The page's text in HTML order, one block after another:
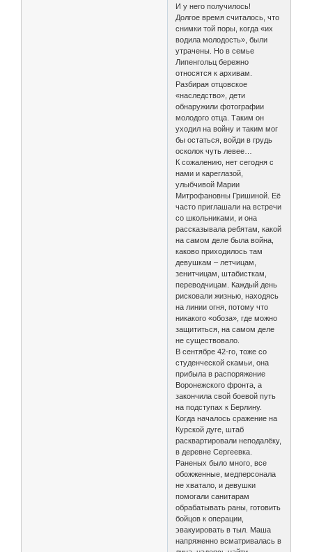
И у него получилось!
Долгое время считалось, что
снимки той поры, когда «их
водила молодость», были
утрачены. Но в семье
Липенгольц бережно
относятся к архивам.
Разбирая отцовское
«наследство», дети
обнаружили фотографии
молодого отца. Таким он
уходил на войну и таким мог
бы остаться, войди в грудь
осколок чуть левее…
К сожалению, нет сегодня с
нами и кареглазой,
улыбчивой Марии
Митрофановны Гришиной. Её
часто приглашали на встречи
со школьниками, и она
рассказывала ребятам, какой
на самом деле была война,
каково приходилось там
девушкам – летчицам,
зенитчицам, штабисткам,
переводчицам. Каждый день
рисковали жизнью, находясь
на линии огня, потому что
никакого «обоза», где можно
защититься, на самом деле
не существовало.
В сентябре 42-го, тоже со
студенческой скамьи, она
прибыла в распоряжение
Воронежского фронта, а
закончила свой боевой путь
на подступах к Берлину.
Когда началось сражение на
Курской дуге, штаб
расквартировали неподалёку,
в деревне Сергеевка.
Раненых было много, все
обожженные, медперсонала
не хватало, и девушки
помогали санитарам
обрабатывать раны, готовить
бойцов к операции,
эвакуировать в тыл. Маша
напряженно всматривалась в